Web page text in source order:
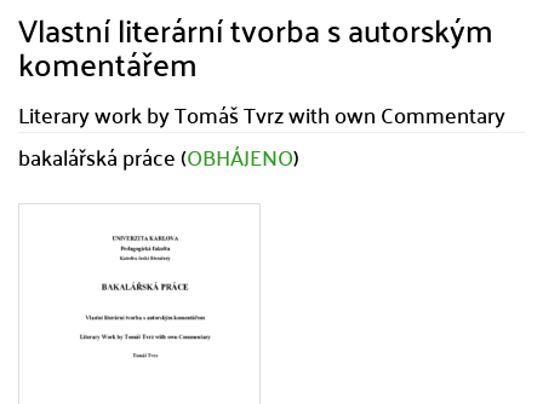
Vlastní literární tvorba s autorským
komentářem
Literary work by Tomáš Tvrz with own Commentary
bakalářská práce (OBHÁJENO)